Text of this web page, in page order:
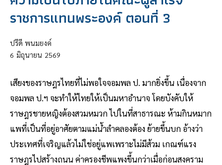
ราชการแทนพระองค์ ตอนที่ 3
ปรีดี พนมยงค์
6 มิถุนายน 2569
เสียงของราษฎรไทยที่ไม่พอใจจอมพล ป. มากยิ่งขึ้น เนื่องจาก
จอมพล ป.ฯ จะทำให้ไทยให้เป็นมหาอำนาจ โดยบังคับให้
ราษฎรชายหญิงต้องสวมหมวก ไปในที่สาธารณะ ห้ามกินหมาก
แพที่เป็นที่อยู่อาศัยตามแม่น้ำลำคลองต้อง ย้ายขึ้นบก อ้างว่า
ประเทศที่เจริญแล้วไม่ใช่อยู่แพเพราะไม่มีส้วม เกณฑ์แรง
ราษฎรไปสร้างถนน ค่าครองชีพแพงขึ้นกว่าเมื่อก่อนสงคราม